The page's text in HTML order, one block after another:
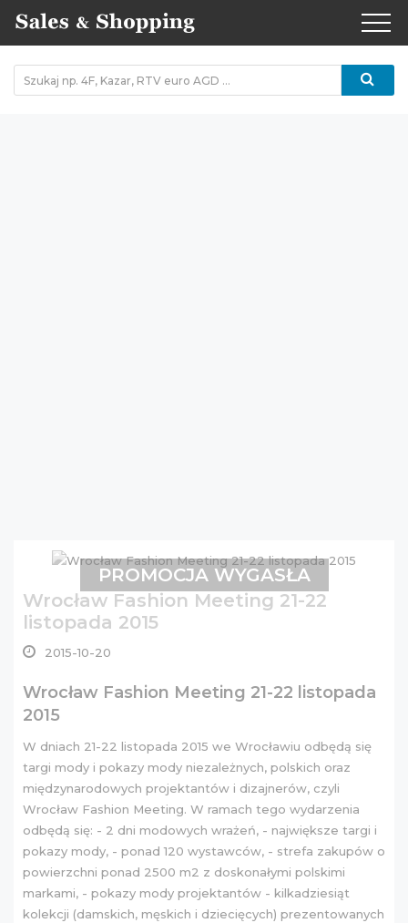
Wrocław Fashion Meeting 21-22
listopada 2015
2015-10-20
Wrocław Fashion Meeting 21-22 listopada
2015
W dniach 21-22 listopada 2015 we Wrocławiu odbędą się
targi mody i pokazy mody niezależnych, polskich oraz
międzynarodowych projektantów i dizajnerów, czyli
Wrocław Fashion Meeting. W ramach tego wydarzenia
odbędą się: - 2 dni modowych wrażeń, - największe targi i
pokazy mody, - ponad 120 wystawców, - strefa zakupów o
powierzchni ponad 2500 m2 z doskonałymi polskimi
markami, - pokazy mody projektantów - kilkadziesiąt
kolekcji (damskich, męskich i dziecięcych) prezentowanych
PROMOCJA WYGASŁA